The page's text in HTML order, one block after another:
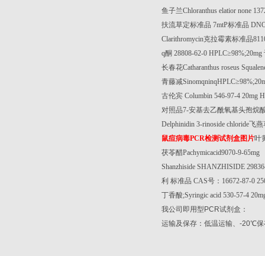
鱼子兰Chloranthus elatior none
扶流草定标准品 7mtP标准品
Clarithromycin克拉霉素标准品
q酮 28808-62-0 HPLC≥98%;20mg
长春花Catharanthus roseus
青藤减SinomqninqHPLC≥
古伦宾 Columbin 546-97-4 20mg
对照品7-安基去乙酰氧基头孢烷
Delphinidin 3-rinoside chloride飞燕
鼠痘病毒PCR检测试剂盒图片叶
茯苓醋Pachymicacid9070-9-65mg
Shanzhiside SHANZHISIDE
利 标准品 CAS号： 16672-87-0
丁香酸;Syringic acid 530-57-4
我公司即用型 PCR试剂盒：
运输及保存：低温运输、 -20℃